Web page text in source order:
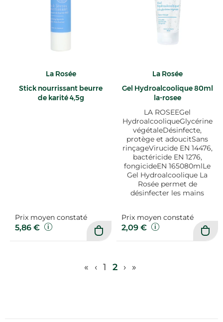
La Rosée
Stick nourrissant beurre
de karité 4,5g
Prix moyen constaté
5,86 €
La Rosée
Gel Hydroalcoolique 80ml
la-rosee
LA ROSEEGel
HydroalcooliqueGlycérine
végétaleDésinfecte,
protège et adoucitSans
rinçageVirucide EN 14476,
bactéricide EN 1276,
fongicideEN 165080mlLe
Gel Hydroalcoolique La
Rosée permet de
désinfecter les mains
Prix moyen constaté
2,09 €
« ‹ 1 2 › »